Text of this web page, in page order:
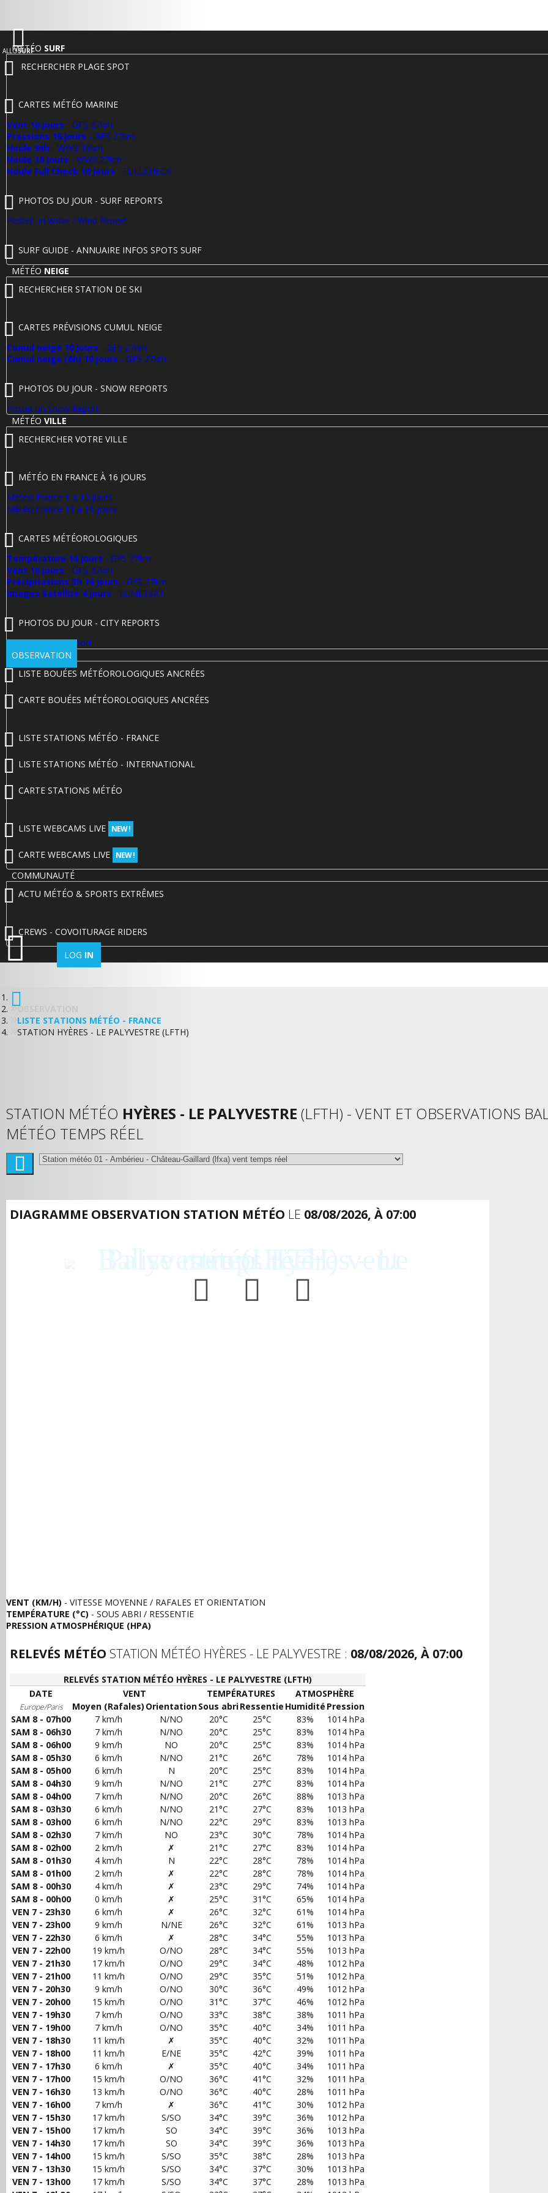
ALLOSURF
MÉTÉO SURF
RECHERCHER PLAGE SPOT
CARTES MÉTÉO MARINE
Vent 16 jours - GFS 27km
Pressions 16 jours - GFS 27km
Houle 96h - WW3 16km
Houle 16 jours - WW3 27km
Houle Full Check 10 jours - FULLCHECK
PHOTOS DU JOUR - SURF REPORTS
Poster un Wave / Wind Report
SURF GUIDE - ANNUAIRE INFOS SPOTS SURF
MÉTÉO NEIGE
RECHERCHER STATION DE SKI
CARTES PRÉVISIONS CUMUL NEIGE
Cumul neige 10 jours - GFS 27km
Cumul neige (6h) 10 jours - GFS 27km
PHOTOS DU JOUR - SNOW REPORTS
Poster un Snow Report
MÉTÉO VILLE
RECHERCHER VOTRE VILLE
MÉTÉO EN FRANCE À 16 JOURS
Météo France 1 à 10 jours
Météo France 11 à 16 jours
CARTES MÉTÉOROLOGIQUES
Température 16 jours - GFS 27km
Vent 16 jours - GFS 27km
Précipitations 3h 16 jours - GFS 27km
Images Satellite 4 jours - EUMETSAT
PHOTOS DU JOUR - CITY REPORTS
Poster un City Report
OBSERVATION
LISTE BOUÉES MÉTÉOROLOGIQUES ANCRÉES
CARTE BOUÉES MÉTÉOROLOGIQUES ANCRÉES
LISTE STATIONS MÉTÉO - FRANCE
LISTE STATIONS MÉTÉO - INTERNATIONAL
CARTE STATIONS MÉTÉO
LISTE WEBCAMS LIVE NEW !
CARTE WEBCAMS LIVE NEW !
COMMUNAUTÉ
ACTU MÉTÉO & SPORTS EXTRÊMES
CREWS - COVOITURAGE RIDERS
LOG IN
OBSERVATION
LISTE STATIONS MÉTÉO - FRANCE
STATION HYÈRES - LE PALYVESTRE (LFTH)
STATION MÉTÉO HYÈRES - LE PALYVESTRE (LFTH) - VENT ET OBSERVATIONS
MÉTÉO TEMPS RÉEL
DIAGRAMME OBSERVATION STATION MÉTÉO LE 08/08/2026, À 07:00
VENT (KM/H) - VITESSE MOYENNE / RAFALES ET ORIENTATION
TEMPÉRATURE (°C) - SOUS ABRI / RESSENTIE
PRESSION ATMOSPHÉRIQUE (HPA)
RELEVÉS MÉTÉO STATION MÉTÉO HYÈRES - LE PALYVESTRE : 08/08/2026, À 07:00
RELEVÉS STATION MÉTÉO HYÈRES - LE PALYVESTRE (LFTH)
DATE
VENT TEMPÉRATURES ATMOSPHÈRE
Europe/Paris Moyen (Rafales) OrientationSous abriRessentie Humidité Pression
SAM 8 - 07h00
7 km/h N/NO 20°C 25°C 83%
1014 hPa
SAM 8 - 06h30
7 km/h N/NO 20°C 25°C 83%
1014 hPa
SAM 8 - 06h00
9 km/h NO 20°C 25°C 83%
1014 hPa
SAM 8 - 05h30
6 km/h N/NO 21°C 26°C 78%
1014 hPa
SAM 8 - 05h00
6 km/h N 20°C 25°C 83%
1014 hPa
SAM 8 - 04h30
9 km/h N/NO 21°C 27°C 83%
1014 hPa
SAM 8 - 04h00
7 km/h N/NO 20°C 26°C 88%
1013 hPa
SAM 8 - 03h30
6 km/h N/NO 21°C 27°C 83%
1013 hPa
SAM 8 - 03h00
6 km/h N/NO 22°C 29°C 83%
1013 hPa
SAM 8 - 02h30
7 km/h NO 23°C 30°C 78%
1014 hPa
SAM 8 - 02h00
2 km/h ✗ 21°C 27°C 83%
1014 hPa
SAM 8 - 01h30
4 km/h N 22°C 28°C 78%
1014 hPa
SAM 8 - 01h00
2 km/h ✗ 22°C 28°C 78%
1014 hPa
SAM 8 - 00h30
4 km/h ✗ 23°C 29°C 74%
1014 hPa
SAM 8 - 00h00
0 km/h ✗ 25°C 31°C 65%
1014 hPa
VEN 7 - 23h30
6 km/h ✗ 26°C 32°C 61%
1014 hPa
VEN 7 - 23h00
9 km/h N/NE 26°C 32°C 61%
1013 hPa
VEN 7 - 22h30
6 km/h ✗ 28°C 34°C 55%
1013 hPa
VEN 7 - 22h00
19 km/h O/NO 28°C 34°C 55%
1013 hPa
VEN 7 - 21h30
17 km/h O/NO 29°C 34°C 48%
1012 hPa
VEN 7 - 21h00
11 km/h O/NO 29°C 35°C 51%
1012 hPa
VEN 7 - 20h30
9 km/h O/NO 30°C 36°C 49%
1012 hPa
VEN 7 - 20h00
15 km/h O/NO 31°C 37°C 46%
1012 hPa
VEN 7 - 19h30
7 km/h O/NO 33°C 38°C 38%
1011 hPa
VEN 7 - 19h00
7 km/h O/NO 35°C 40°C 34%
1011 hPa
VEN 7 - 18h30
11 km/h ✗ 35°C 40°C 32%
1011 hPa
VEN 7 - 18h00
11 km/h E/NE 35°C 42°C 39%
1011 hPa
VEN 7 - 17h30
6 km/h ✗ 35°C 40°C 34%
1011 hPa
VEN 7 - 17h00
15 km/h O/NO 36°C 41°C 32%
1011 hPa
VEN 7 - 16h30
13 km/h O/NO 36°C 40°C 28%
1011 hPa
VEN 7 - 16h00
7 km/h ✗ 36°C 41°C 30%
1012 hPa
VEN 7 - 15h30
17 km/h S/SO 34°C 39°C 36%
1012 hPa
VEN 7 - 15h00
17 km/h SO 34°C 39°C 36%
1013 hPa
VEN 7 - 14h30
17 km/h SO 34°C 39°C 36%
1013 hPa
VEN 7 - 14h00
15 km/h S/SO 35°C 38°C 28%
1013 hPa
VEN 7 - 13h30
15 km/h S/SO 34°C 37°C 30%
1013 hPa
VEN 7 - 13h00
17 km/h S/SO 34°C 37°C 28%
1013 hPa